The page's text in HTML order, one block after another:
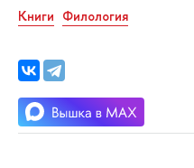
Книги Филология